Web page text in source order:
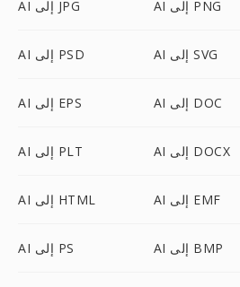
AI إلى JPG AI إلى PNG
AI إلى PSD AI إلى SVG
AI إلى EPS AI إلى DOC
AI إلى PLT AI إلى DOCX
AI إلى HTML AI إلى EMF
AI إلى PS AI إلى BMP